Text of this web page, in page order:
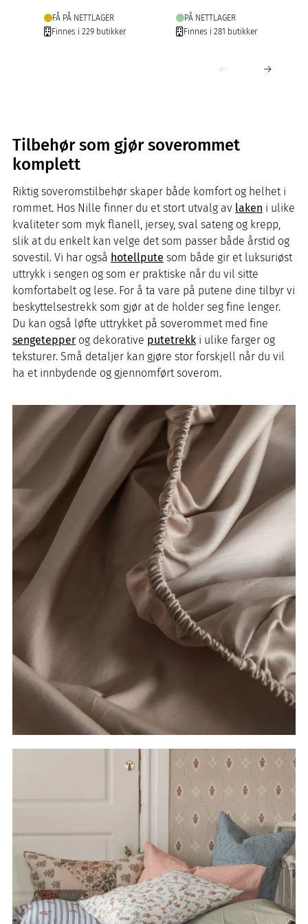
FÅ PÅ NETTLAGER
Finnes i 229 butikker
PÅ NETTLAGER
Finnes i 281 butikker
Tilbehør som gjør soverommet
komplett
Riktig soveromstilbehør skaper både komfort og helhet i
rommet. Hos Nille finner du et stort utvalg av laken i ulike
kvaliteter som myk flanell, jersey, sval sateng og krepp,
slik at du enkelt kan velge det som passer både årstid og
sovestil. Vi har også hotellpute som både gir et luksuriøst
uttrykk i sengen og som er praktiske når du vil sitte
komfortabelt og lese. For å ta vare på putene dine tilbyr vi
beskyttelsestrekk som gjør at de holder seg fine lenger.
Du kan også løfte uttrykket på soverommet med fine
sengetepper og dekorative putetrekk i ulike farger og
teksturer. Små detaljer kan gjøre stor forskjell når du vil
ha et innbydende og gjennomført soverom.